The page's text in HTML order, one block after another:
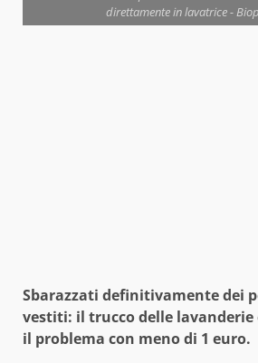
direttamente in lavatrice -
Sbarazzati definitivamente dei
vestiti: il trucco delle lavanderie
il problema con meno di 1 euro.